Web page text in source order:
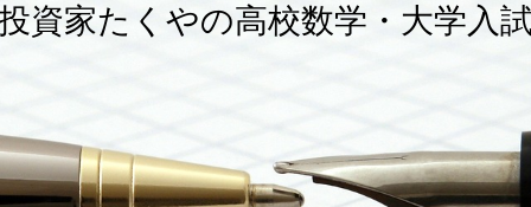
資家たくやの高校数学・大学入